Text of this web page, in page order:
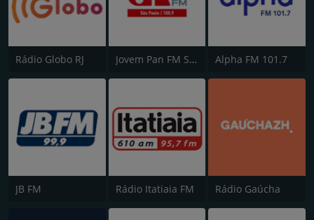
Rádio Globo RJ Jovem Pan FM São Paulo Alpha FM 101.7
JB FM Rádio Itatiaia FM Rádio Gaúcha